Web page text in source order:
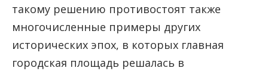
такому решению противостоят также
многочисленные примеры других
исторических эпох, в которых главная
городская площадь решалась в